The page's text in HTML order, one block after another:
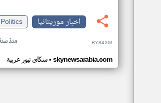
اخبار موريتانيا
Politics
منذ BY84XM
سكاي نيوز عربية• skynewsarabia.com